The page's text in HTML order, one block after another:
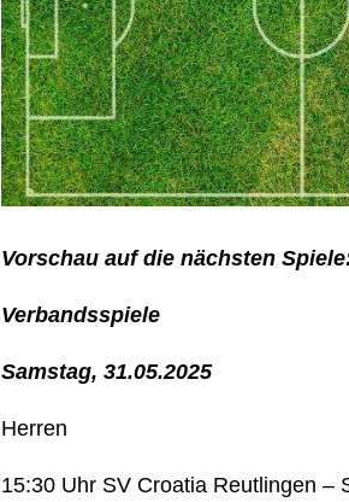
Vorschau auf die nächsten
Verbandsspiele
Samstag, 31.05.2025
Herren
15:30 Uhr SV Croatia Reutlingen –